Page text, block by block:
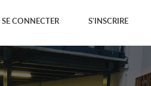
SE CONNECTER S'INSCRIRE